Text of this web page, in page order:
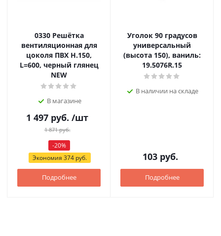
0330 Решётка
вентиляционная для
цоколя ПВХ H.150,
L=600, черный глянец
NEW
В магазине
1 497 руб. /шт
1 871руб.
-20%
Экономия 374 руб.
Подробнее
Уголок 90 градусов
универсальный
(высота 150), ваниль:
19.5076R.15
В наличии на складе
103 руб.
Подробнее